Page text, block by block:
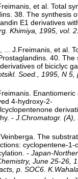
et al. Total
38. The synthesis
E1 derivatives
Khimiya, 1995, vol.
... J.Freimanis, et al.
40. The
of biciclyc
Soed., 1995, N 5,
4-hydroxy-2-
- J.Chromatogr. (A),
The
cyclopentene-1-
- Japan-
June 25-26,
p. SOC6.